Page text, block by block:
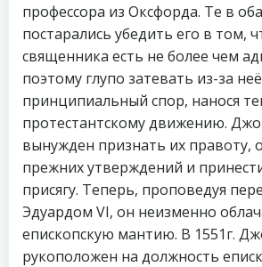
профессора из Оксфорда. Те в
постарались убедить его в том,
священника есть не более чем
поэтому глупо затевать из-за неё
принципиальный спор, нанося
протестантскому движению.
вынужден признать их правоту,
прежних утверждений и
присягу. Теперь, проповедуя
Эдуардом VI, он неизменно
епископскую мантию. В 1551г.
рукоположен на должность